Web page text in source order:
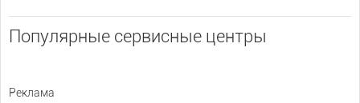
Популярные сервисные центры
Реклама